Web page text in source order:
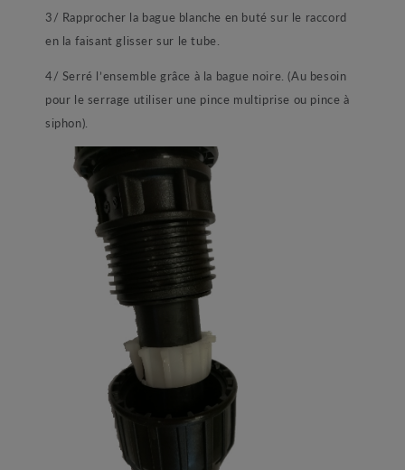
3/ Rapprocher la bague blanche en buté sur le raccord
en la faisant glisser sur le tube.
4/ Serré l’ensemble grâce à la bague noire. (Au besoin
pour le serrage utiliser une pince multiprise ou pince à
siphon).